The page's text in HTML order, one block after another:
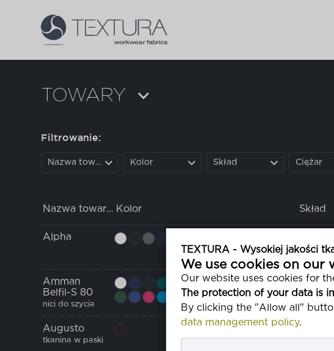
TEXTURA - Wysokiej jakości
We use cookies on our
Our website uses cookies for
The protection of your data is
By clicking the "Allow all"
data management policy.
TOWARY
Filtrowanie:
Nazwa towaru Kolor Skład Ciężar
Nazwa towaru Kolor Skład
Alpha
Amman
Belfil-S 80
nici do szycia
Augusto
tkanina w paski